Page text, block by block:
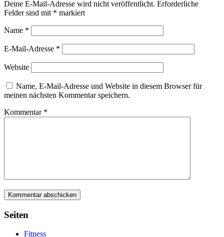
Deine E-Mail-Adresse wird nicht veröffentlicht. Erforderliche
Felder sind mit * markiert
Name *
E-Mail-Adresse *
Website
Name, E-Mail-Adresse und Website in diesem Browser für
meinen nächsten Kommentar speichern.
Kommentar *
Seiten
Fitness